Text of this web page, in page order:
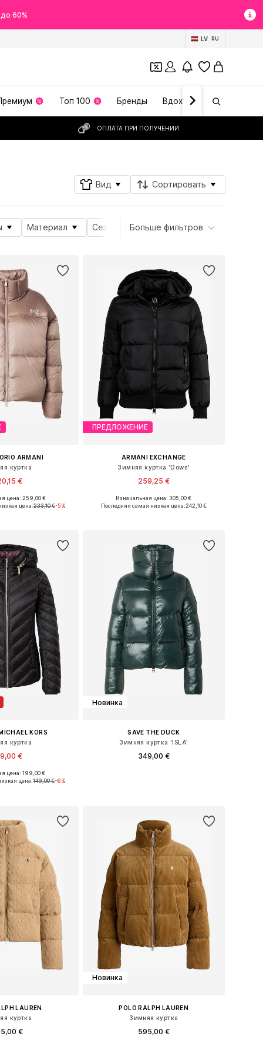
60%
LV RU
Топ 100 Бренды Вдохновение
ОПЛАТА ПРИ ПОЛУЧЕНИИ
Вид Сортировать
Материал Сезон Свойства продукта
Больше фильтров
ARMANI
куртка
€
S, M, L, XL, XXL
цена: 259,00 €
цена:233,10 €-5%
ПРЕДЛОЖЕНИЕ
ARMANI EXCHANGE
Зимняя куртка 'Down'
259,25 €
Доступные размеры: XS, S, M, L, XL
Изначальная цена: 305,00 €
Последняя самая низкая цена:242,10 €
KORS
куртка
€
XXS, XS, S, M, XL
цена: 199,00 €
цена:149,00 €-6%
Новинка
SAVE THE DUCK
Зимняя куртка 'ISLA'
349,00 €
LAUREN
куртка
€
Новинка
POLO RALPH LAUREN
Зимняя куртка
595,00 €